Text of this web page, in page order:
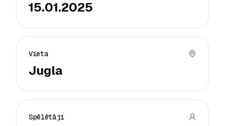
15.01.2025
Vieta
Jugla
Spēlētāji